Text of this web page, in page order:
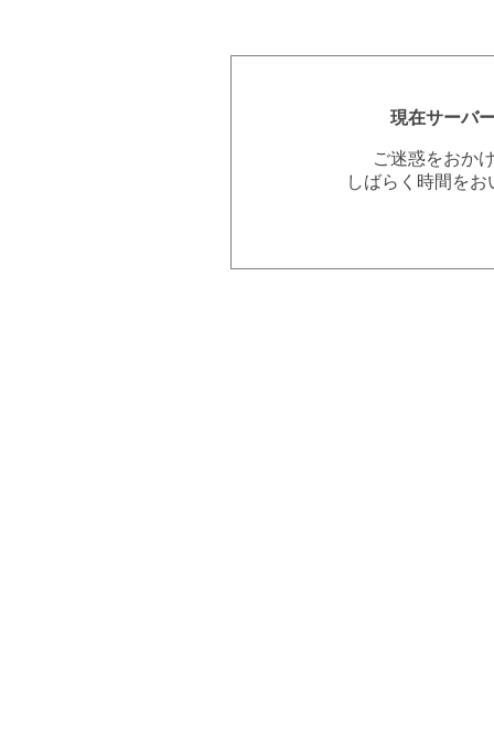
現在サーバ
ご迷惑をおか
しばらく時間を